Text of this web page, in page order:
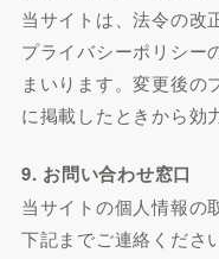
当サイトは、法令の改
プライバシーポリシー
まいります。変更後の
に掲載したときから効
9. お問い合わせ窓口
当サイトの個人情報の
下記までご連絡くださ